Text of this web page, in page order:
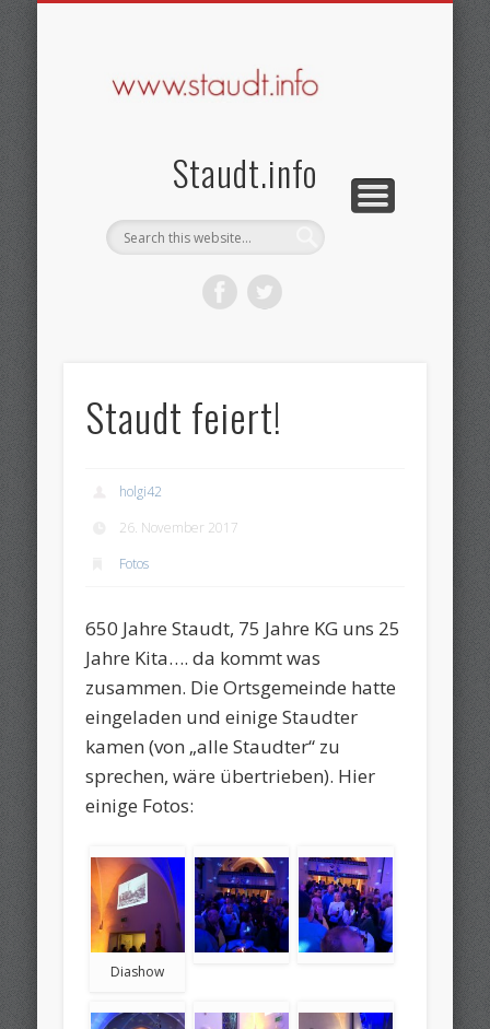
Staudt.info
Staudt feiert!
holgi42
26. November 2017
Fotos
650 Jahre Staudt, 75 Jahre KG uns 25
Jahre Kita…. da kommt was
zusammen. Die Ortsgemeinde hatte
eingeladen und einige Staudter
kamen (von „alle Staudter“ zu
sprechen, wäre übertrieben). Hier
einige Fotos:
Diashow